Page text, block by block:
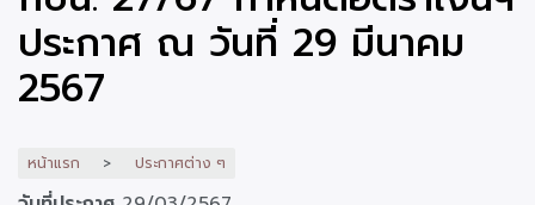
เชื้อ
เพลิง
ผล
ประกาศ ณ วันที่ 29 มีนาคม
2567
หน้าแรก ประกาศต่าง ๆ